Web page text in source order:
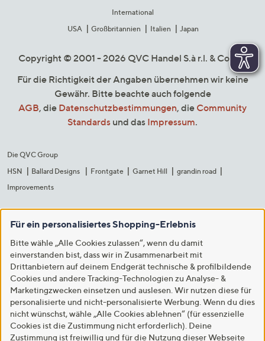
International
USA
Großbritannien Italien Japan
Copyright © 2001 - 2026 QVC Handel S.à r.l. & Co. KG
Für die Richtigkeit der Angaben übernehmen wir keine
Gewähr. Bitte beachte auch folgende
AGB, die Datenschutzbestimmungen, die Community
Standards und das Impressum.
Die QVC Group
HSN
Ballard Designs Frontgate Garnet Hill
grandin road
Improvements
Für ein personalisiertes Shopping-Erlebnis
Bitte wähle „Alle Cookies zulassen“, wenn du damit
einverstanden bist, dass wir in Zusammenarbeit mit
Drittanbietern auf deinem Endgerät technische & profilbildende
Cookies und andere Tracking-Technologien zu Analyse- &
Marketingzwecken einsetzen und auslesen. Wir nutzen diese für
personalisierte und nicht-personalisierte Werbung. Wenn du dies
nicht wünschst, wähle „Alle Cookies ablehnen“ (für essenzielle
Cookies ist die Zustimmung nicht erforderlich). Deine
Zustimmung ist freiwillig und für die Nutzung dieser Webseite